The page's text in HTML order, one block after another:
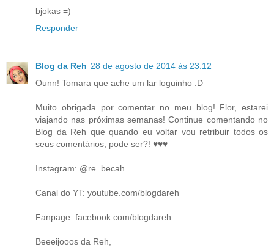
bjokas =)
Responder
Blog da Reh 28 de agosto de 2014 às 23:12
Ounn! Tomara que ache um lar loguinho :D
Muito obrigada por comentar no meu blog! Flor, estarei
viajando nas próximas semanas! Continue comentando no
Blog da Reh que quando eu voltar vou retribuir todos os
seus comentários, pode ser?! ♥♥♥
Instagram: @re_becah
Canal do YT: youtube.com/blogdareh
Fanpage: facebook.com/blogdareh
Beeeijooos da Reh,